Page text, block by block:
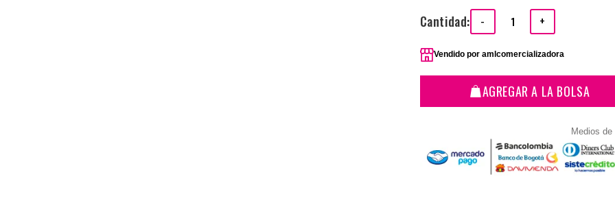
Cantidad: - +
Vendido por amlcomercializadora
AGREGAR A LA BOLSA
Medios de